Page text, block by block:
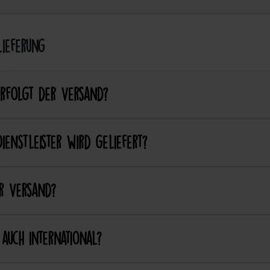
der Versand?
wird geliefert?
Versand?
international?